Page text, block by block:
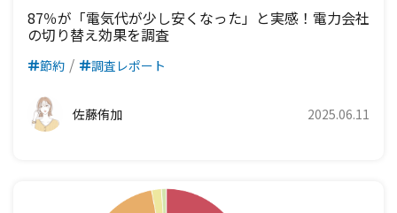
九州電力エリア
四国電力エリア
中国電力エリア
九州電力エリア
関西電力エリア
中国電力エリア
四国電力エリア
87％が「電気代が少し安くなった」と実感！電力会社
の切り替え効果を調査
節約 調査レポート
佐藤侑加 2025.06.11